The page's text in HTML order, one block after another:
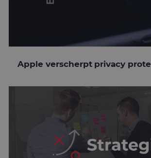
Apple verscherpt privacy